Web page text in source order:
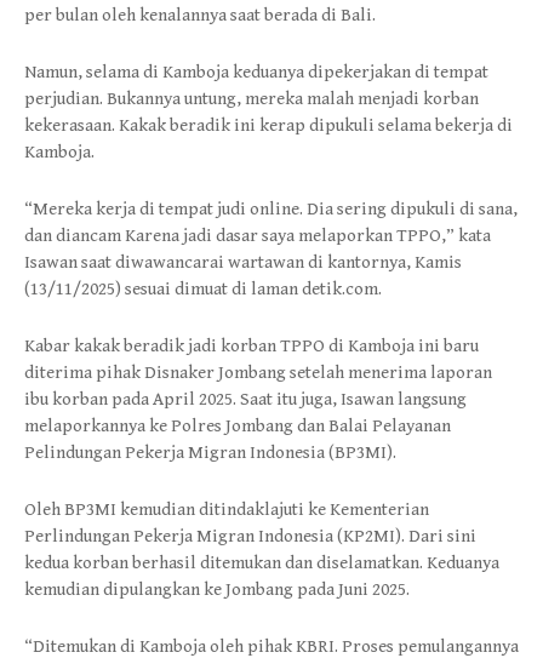
per bulan oleh kenalannya saat berada di Bali.
Namun, selama di Kamboja keduanya dipekerjakan di tempat
perjudian. Bukannya untung, mereka malah menjadi korban
kekerasaan. Kakak beradik ini kerap dipukuli selama bekerja di
Kamboja.
“Mereka kerja di tempat judi online. Dia sering dipukuli di sana,
dan diancam Karena jadi dasar saya melaporkan TPPO,” kata
Isawan saat diwawancarai wartawan di kantornya, Kamis
(13/11/2025) sesuai dimuat di laman detik.com.
Kabar kakak beradik jadi korban TPPO di Kamboja ini baru
diterima pihak Disnaker Jombang setelah menerima laporan
ibu korban pada April 2025. Saat itu juga, Isawan langsung
melaporkannya ke Polres Jombang dan Balai Pelayanan
Pelindungan Pekerja Migran Indonesia (BP3MI).
Oleh BP3MI kemudian ditindaklajuti ke Kementerian
Perlindungan Pekerja Migran Indonesia (KP2MI). Dari sini
kedua korban berhasil ditemukan dan diselamatkan. Keduanya
kemudian dipulangkan ke Jombang pada Juni 2025.
“Ditemukan di Kamboja oleh pihak KBRI. Proses pemulangannya